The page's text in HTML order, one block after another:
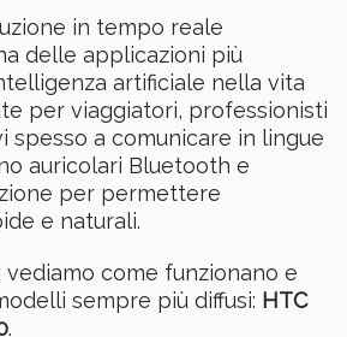
in tempo reale
delle applicazioni più
artificiale nella vita
per viaggiatori, professionisti
spesso a comunicare in lingue
auricolari Bluetooth e
per permettere
e naturali.
come funzionano e
sempre più diffusi: HTC
.